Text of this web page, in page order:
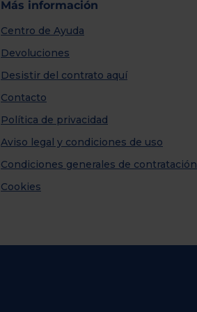
Más información
Centro de Ayuda
Devoluciones
Desistir del contrato aquí
Contacto
Política de privacidad
Aviso legal y condiciones de uso
Condiciones generales de contratación
Cookies